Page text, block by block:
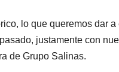
lo que queremos dar
justamente con
de Grupo Salinas.